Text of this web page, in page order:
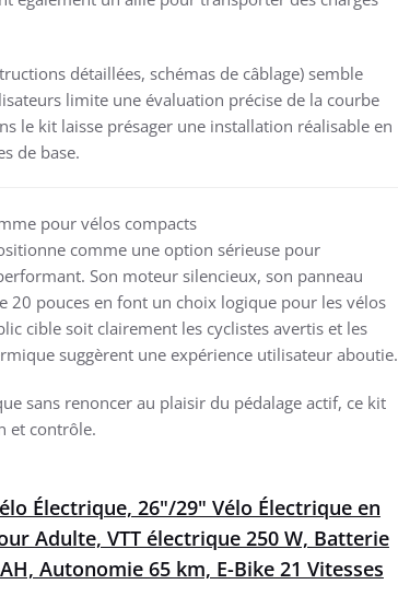
détaillées, schémas de câblage) semble
limite une évaluation précise de la courbe
le kit laisse présager une installation réalisable en
de base.
pour vélos compacts
comme une option sérieuse pour
Son moteur silencieux, son panneau
20 pouces en font un choix logique pour les vélos
cible soit clairement les cyclistes avertis et les
suggèrent une expérience utilisateur aboutie.
sans renoncer au plaisir du pédalage actif, ce kit
et contrôle.
Électrique, 26"/29" Vélo Électrique en
Adulte, VTT électrique 250 W, Batterie
Autonomie 65 km, E-Bike 21 Vitesses